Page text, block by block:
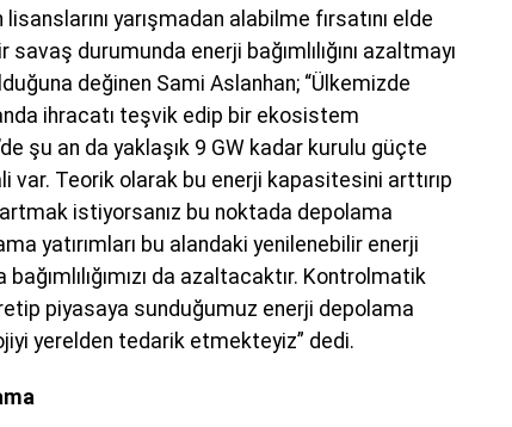
yarışmadan alabilme fırsatını elde
durumunda enerji bağımlılığını azaltmayı
değinen Sami Aslanhan; “Ülkemizde
ihracatı teşvik edip bir ekosistem
şu an da yaklaşık 9 GW kadar kurulu güçte
var. Teorik olarak bu enerji kapasitesini arttırıp
istiyorsanız bu noktada depolama
yatırımları bu alandaki yenilenebilir enerji
bağımlılığımızı da azaltacaktır. Kontrolmatik
piyasaya sunduğumuz enerji depolama
yerelden tedarik etmekteyiz” dedi.